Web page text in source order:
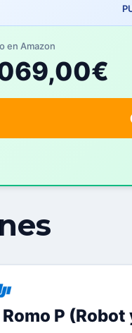
en Amazon
Romo P